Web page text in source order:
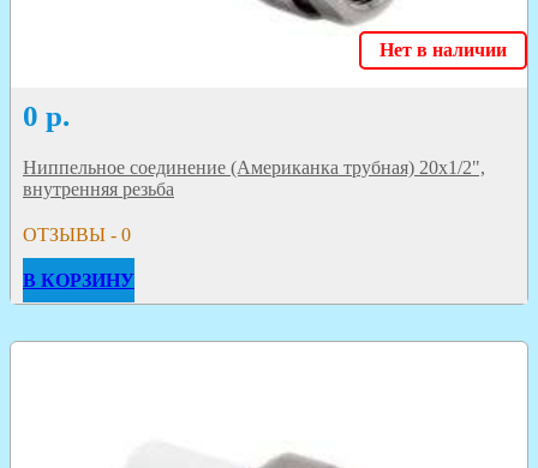
Нет в наличии
0 р.
Ниппельное соединение (Американка трубная) 20х1/2",
внутренняя резьба
ОТЗЫВЫ - 0
В КОРЗИНУ